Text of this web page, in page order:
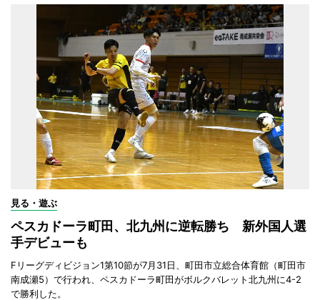
見る・遊ぶ
ペスカドーラ町田、北九州に逆転勝ち 新外国人選
手デビューも
Fリーグディビジョン1第10節が7月31日、町田市立総合体育館（町田市
南成瀬5）で行われ、ペスカドーラ町田がボルクバレット北九州に4-2
で勝利した。